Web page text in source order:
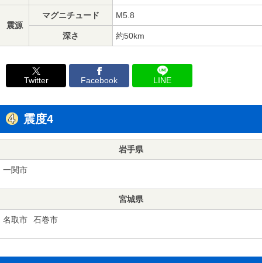
震源
マグニチュード M5.8
深さ 約50km
Twitter Facebook LINE
震度4
岩手県
一関市
宮城県
名取市 石巻市